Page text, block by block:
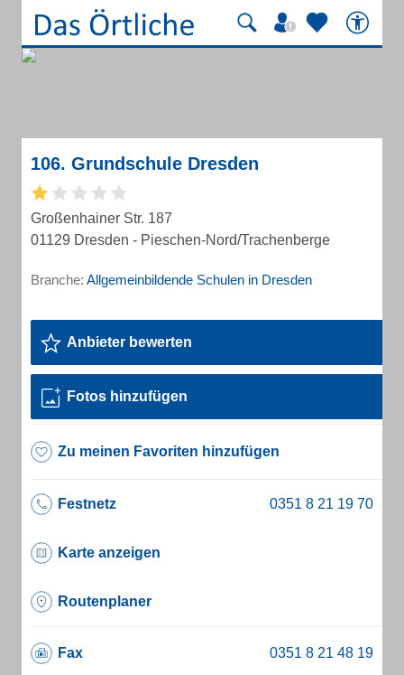
106. Grundschule Dresden
Großenhainer Str. 187
01129 Dresden - Pieschen-Nord/Trachenberge
Branche: Allgemeinbildende Schulen in Dresden
Anbieter bewerten
Fotos hinzufügen
Zu meinen Favoriten hinzufügen
Festnetz
Karte anzeigen
Routenplaner
Fax